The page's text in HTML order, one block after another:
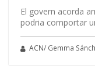
El govern acorda
podria comportar
ACN/ Gemma